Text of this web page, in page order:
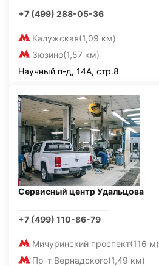
+7 (499) 288-05-36
Калужская(1,09 км)
Зюзино(1,57 км)
Научный п-д, 14А, стр.8
Сервисный центр Удальцова
+7 (499) 110-86-79
Мичуринский проспект(116 м)
Пр-т Вернадского(1,49 км)